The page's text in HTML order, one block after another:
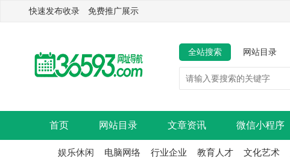
快速发布收录 免费推广展示
全站搜索 网站目录
首页 网站目录 文章资讯 微信小程序
娱乐休闲 电脑网络 行业企业 教育人才 文化艺术